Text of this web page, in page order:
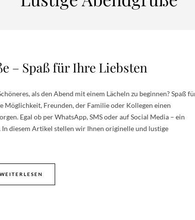
– Spaß für Ihre Liebsten
als den Abend mit einem Lächeln zu beginnen? Spaß
Freunden, der Familie oder Kollegen einen
Egal ob per WhatsApp, SMS oder auf Social Media – ein
In diesem Artikel stellen wir Ihnen originelle und lustige
WEITERLESEN